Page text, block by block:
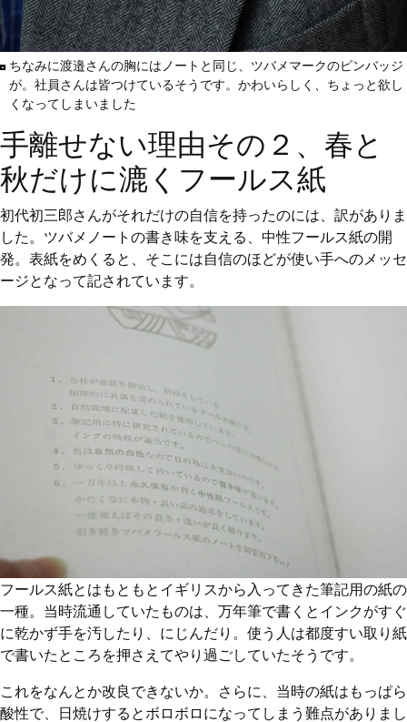
ちなみに渡邉さんの胸にはノートと同じ、ツバメマークのピンバッジ
が。社員さんは皆つけているそうです。かわいらしく、ちょっと欲し
くなってしまいました
手離せない理由その２、春と
秋だけに漉くフールス紙
初代初三郎さんがそれだけの自信を持ったのには、訳がありま
した。ツバメノートの書き味を支える、中性フールス紙の開
発。表紙をめくると、そこには自信のほどが使い手へのメッセ
ージとなって記されています。
フールス紙とはもともとイギリスから入ってきた筆記用の紙の
一種。当時流通していたものは、万年筆で書くとインクがすぐ
に乾かず手を汚したり、にじんだり。使う人は都度すい取り紙
で書いたところを押さえてやり過ごしていたそうです。
これをなんとか改良できないか。さらに、当時の紙はもっぱら
酸性で、日焼けするとボロボロになってしまう難点がありまし